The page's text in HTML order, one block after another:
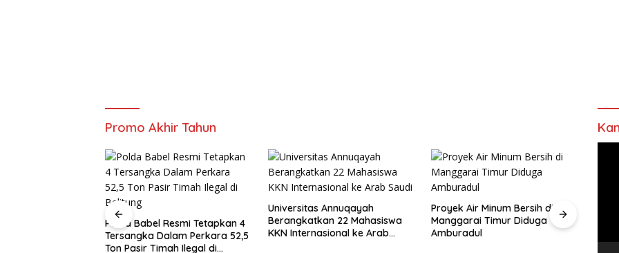
Promo Akhir Tahun
Universitas Annuqayah
Berangkatkan 22 Mahasiswa
KKN Internasional ke Arab
Saudi
Proyek Air Minum Bersih di
Manggarai Timur Diduga
Amburadul
Kasus 53 Ton Timah Memanas,
Polda Babel Buka Suara